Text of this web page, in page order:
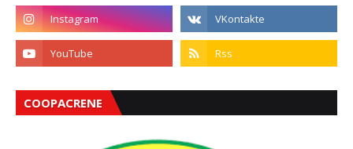
COOPACRENE